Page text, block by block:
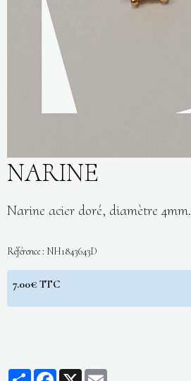
NARINE
Narine acier doré, diamètre 4mm.
Référence : NH1843643D
7.00€ TTC
PartagerFacebookX